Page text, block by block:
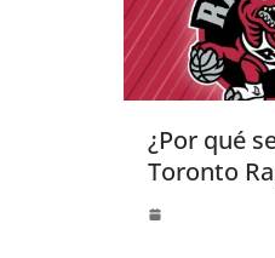
¿Por qué
Toronto